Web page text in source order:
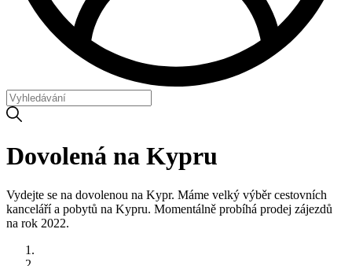
Dovolená na Kypru
Vydejte se na dovolenou na Kypr. Máme velký výběr cestovních
kanceláří a pobytů na Kypru. Momentálně probíhá prodej zájezdů
na rok 2022.